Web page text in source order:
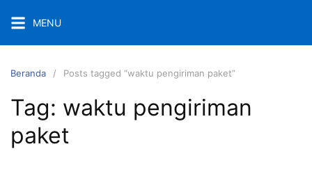
ke
konten
MENU
Beranda Posts tagged “waktu pengiriman paket”
Tag: waktu pengiriman
paket